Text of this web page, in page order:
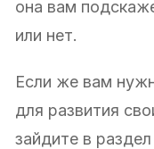
она вам
или нет.
Если же вам
для развития
зайдите в раздел